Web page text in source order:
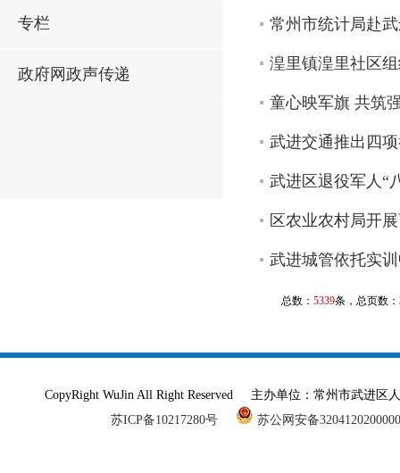
专栏
政府网政声传递
常州市统计局赴
湟里镇湟里社区
童心映军旗 共筑
武进交通推出四
武进区退役军人“
区农业农村局开
武进城管依托实
总数： 5339条，总页数：
CopyRight WuJin All Right Reserved 主办单位：常州市武进
苏ICP备10217280号
苏公网安备